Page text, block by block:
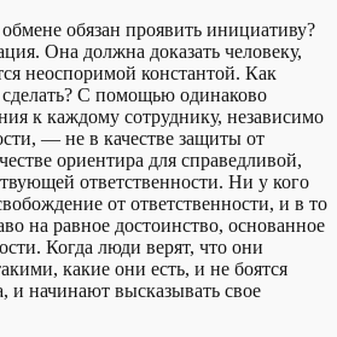
обязан проявить инициативу?
Она должна доказать человеку,
неоспоримой константой. Как
С помощью одинаково
к каждому сотруднику, независимо
— не в качестве защиты от
ориентира для справедливой,
ответственности. Ни у кого
от ответственности, и в то
на равное достоинство, основанное
Когда люди верят, что они
какие они есть, и не боятся
и начинают высказывать свое